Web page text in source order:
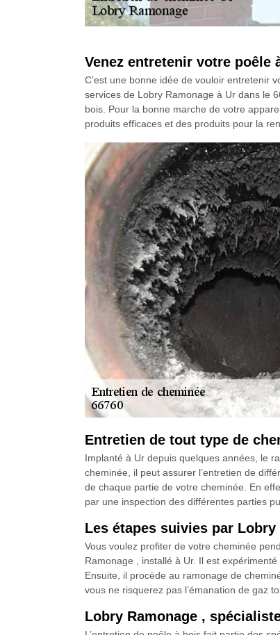
Venez entretenir votre poêle
C’est une bonne idée de vouloir entretenir
services de Lobry Ramonage à Ur dans le
bois. Pour la bonne marche de votre
produits efficaces et des produits pour la
Entretien de tout type de
Implanté à Ur depuis quelques années, le
cheminée, il peut assurer l’entretien de
de chaque partie de votre cheminée. En
par une inspection des différentes parties
Les étapes suivies par
Vous voulez profiter de votre cheminée
Ramonage , installé à Ur. Il est
Ensuite, il procède au ramonage de
vous ne risquerez pas l’émanation de gaz
Lobry Ramonage ,